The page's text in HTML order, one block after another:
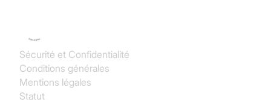
Sécurité et Confidentialité
Conditions générales
Mentions légales
Statut